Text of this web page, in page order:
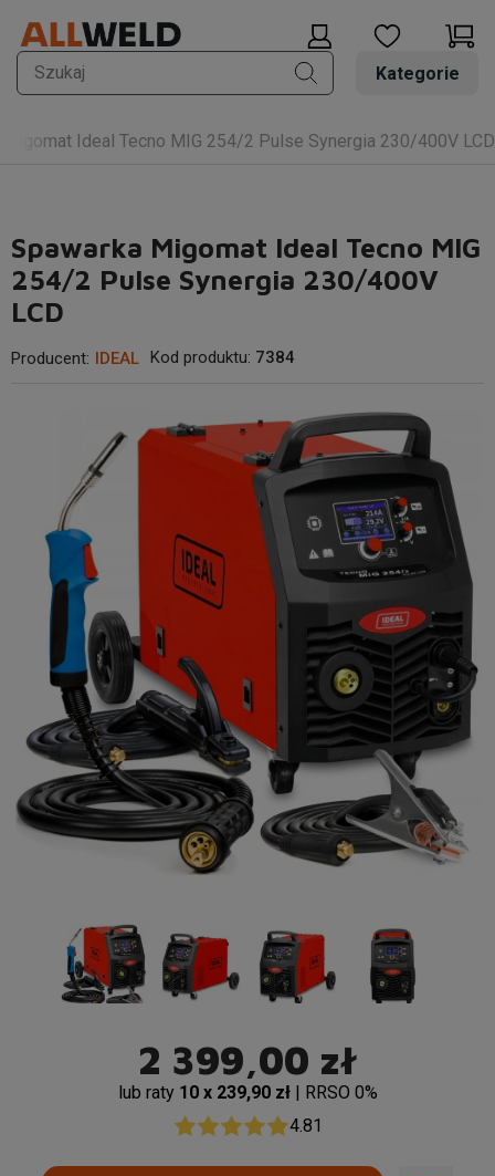
Kategorie
Migomat Ideal Tecno MIG 254/2 Pulse Synergia 230/400V LCD
Spawarka Migomat Ideal Tecno MIG
254/2 Pulse Synergia 230/400V
LCD
Producent: IDEAL Kod produktu: 7384
2 399,00 zł
lub raty 10 x 239,90 zł | RRSO 0%
4.81